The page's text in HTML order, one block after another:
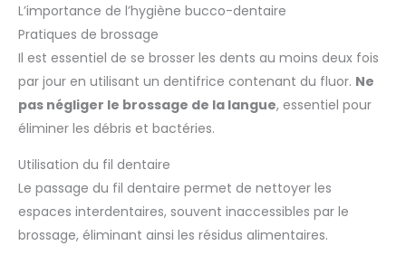
L’importance de l’hygiène bucco-dentaire
Pratiques de brossage
Il est essentiel de se brosser les dents au moins deux fois
par jour en utilisant un dentifrice contenant du fluor. Ne
pas négliger le brossage de la langue, essentiel pour
éliminer les débris et bactéries.
Utilisation du fil dentaire
Le passage du fil dentaire permet de nettoyer les
espaces interdentaires, souvent inaccessibles par le
brossage, éliminant ainsi les résidus alimentaires.